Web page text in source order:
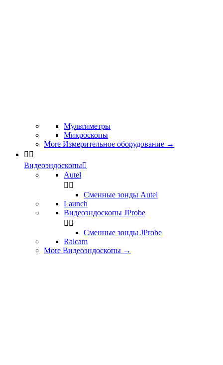
Мультиметры
Микроскопы
More Измерительное оборудование →
 
Видеоэндоскопы
Autel
 
Сменные зонды Autel
Launch
Видеоэндоскопы JProbe
 
Сменные зонды JProbe
Ralcam
More Видеоэндоскопы →